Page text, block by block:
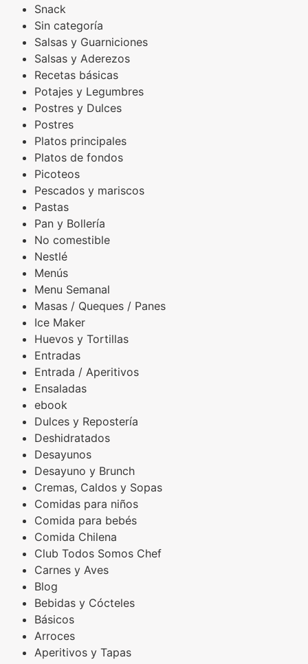
Snack
Sin categoría
Salsas y Guarniciones
Salsas y Aderezos
Recetas básicas
Potajes y Legumbres
Postres y Dulces
Postres
Platos principales
Platos de fondos
Picoteos
Pescados y mariscos
Pastas
Pan y Bollería
No comestible
Nestlé
Menús
Menu Semanal
Masas / Queques / Panes
Ice Maker
Huevos y Tortillas
Entradas
Entrada / Aperitivos
Ensaladas
ebook
Dulces y Repostería
Deshidratados
Desayunos
Desayuno y Brunch
Cremas, Caldos y Sopas
Comidas para niños
Comida para bebés
Comida Chilena
Club Todos Somos Chef
Carnes y Aves
Blog
Bebidas y Cócteles
Básicos
Arroces
Aperitivos y Tapas